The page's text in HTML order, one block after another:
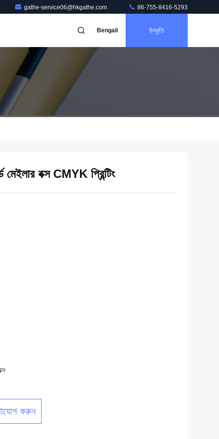
gathe-service06@hkgathe.com 86-755-8416-5293
Bengali উদ্ধৃতি
বক্স CMYK প্রিন্টিং
করুন